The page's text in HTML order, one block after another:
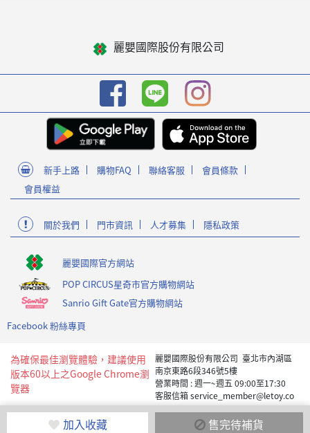
加入收藏 售完待補貨
麗嬰國際股份有限公司
新手上路 購物FAQ 聯絡客服
會員條款
會員權益
關於我們 門市資訊 人才募集 隱私政策
麗嬰國際官方網站
POP CIRCUS星奇市官方購物網站
Sanrio Gift Gate官方購物網站
Facebook 粉絲專頁
為確保最佳瀏覽體驗，建議使用
版本60以上之Google Chrome瀏
覽器
麗嬰國際股份有限公司 臺北市內湖區
南京東路6段346號5樓
營業時間 : 週一~週五 09:00至17:30
客服信箱 service_member@letoy.co
Copyright 2019 麗嬰國際版權所有